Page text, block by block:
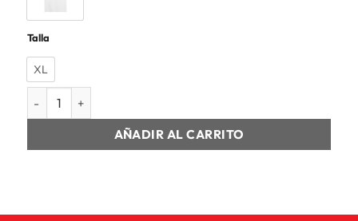
Talla
XL
CAMISETA MANGA CORTA HOMBRE BMW MMS
AÑADIR AL CARRITO